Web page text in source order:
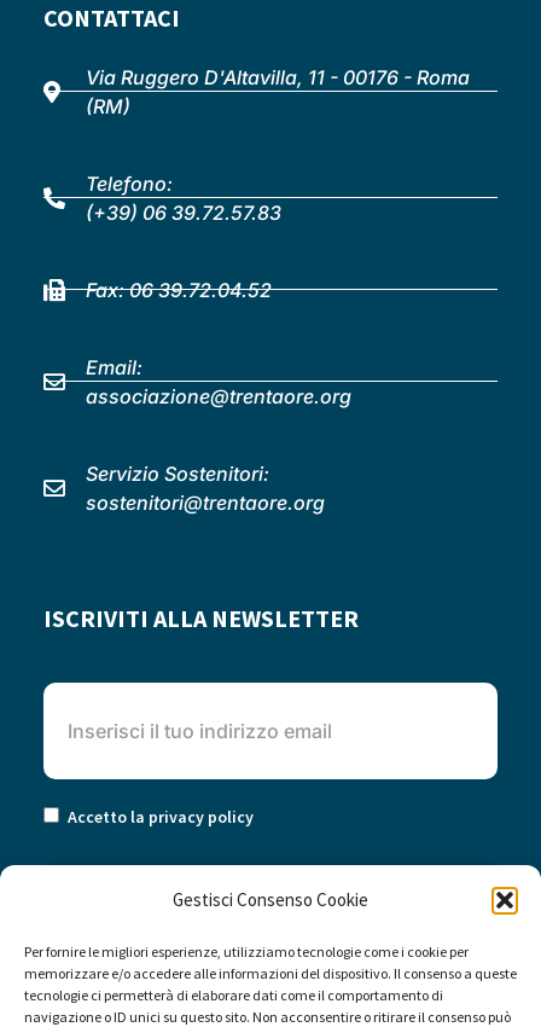
Gestisci Consenso Cookie
Per fornire le migliori esperienze, utilizziamo tecnologie come i cookie per
memorizzare e/o accedere alle informazioni del dispositivo. Il consenso a queste
tecnologie ci permetterà di elaborare dati come il comportamento di
navigazione o ID unici su questo sito. Non acconsentire o ritirare il consenso può
CONTATTACI
Via Ruggero D'Altavilla, 11 - 00176 - Roma
(RM)
Telefono:
(+39) 06 39.72.57.83
Fax: 06 39.72.04.52
Email:
associazione@trentaore.org
Servizio Sostenitori:
sostenitori@trentaore.org
ISCRIVITI ALLA NEWSLETTER
Accetto la privacy policy